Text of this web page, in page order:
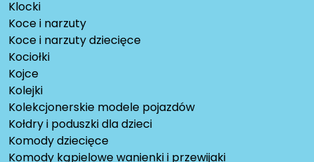
Klocki
Koce i narzuty
Koce i narzuty dziecięce
Kociołki
Kojce
Kolejki
Kolekcjonerskie modele pojazdów
Kołdry i poduszki dla dzieci
Komody dziecięce
Komody kąpielowe wanienki i przewijaki